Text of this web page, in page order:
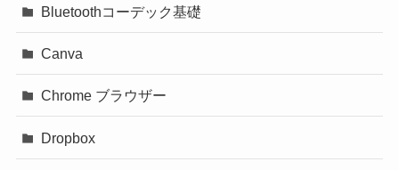
Bluetoothコーデック基礎
Canva
Chrome ブラウザー
Dropbox